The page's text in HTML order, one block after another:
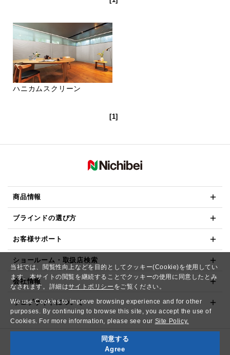
当社では、閲覧性向上などを目的としてクッキー(Cookie)を使用してい
ます。本サイトの閲覧を継続することでクッキーの使用に同意したとみ
なされます。詳細はサイトポリシー をご覧ください。
We use Cookies to improve browsing experience and for other
purposes. By continuing to browse this site, you accept the use of
Cookies. For more information, please see our Site Policy.
同意する
Agree
ハニカムスクリーン
[1]
商品情報
ブラインドの選び方
お客様サポート
ショールーム・取扱店検索
会社情報
ウェブサイトについて
Copyright© NICHIBEI CO.,LTD. All Rights Reserved.